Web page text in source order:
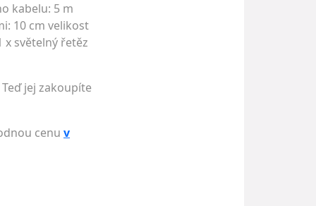
kabelu: 5 m
10 cm velikost
x světelný řetěz
jej zakoupíte
cenu v